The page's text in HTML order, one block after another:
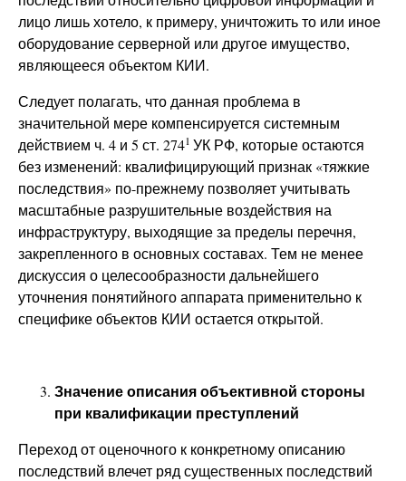
лицо лишь хотело, к примеру, уничтожить то или иное
оборудование серверной или другое имущество,
являющееся объектом КИИ.
Следует полагать, что данная проблема в
значительной мере компенсируется системным
действием ч. 4 и 5 ст. 2741 УК РФ, которые остаются
без изменений: квалифицирующий признак «тяжкие
последствия» по-прежнему позволяет учитывать
масштабные разрушительные воздействия на
инфраструктуру, выходящие за пределы перечня,
закрепленного в основных составах. Тем не менее
дискуссия о целесообразности дальнейшего
уточнения понятийного аппарата применительно к
специфике объектов КИИ остается открытой.
Значение описания объективной стороны
при квалификации преступлений
Переход от оценочного к конкретному описанию
последствий влечет ряд существенных последствий